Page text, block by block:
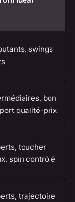
swings
bon
qualité-prix
toucher
spin contrôlé
trajectoire